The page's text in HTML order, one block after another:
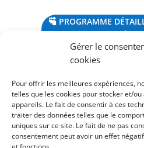
Gérer le
cookies
Pour offrir les meilleures expériences,
telles que les cookies pour stocker et/
appareils. Le fait de consentir à ces
traiter des données telles que le
uniques sur ce site. Le fait de ne pas
consentement peut avoir un effet
PROGRAMME